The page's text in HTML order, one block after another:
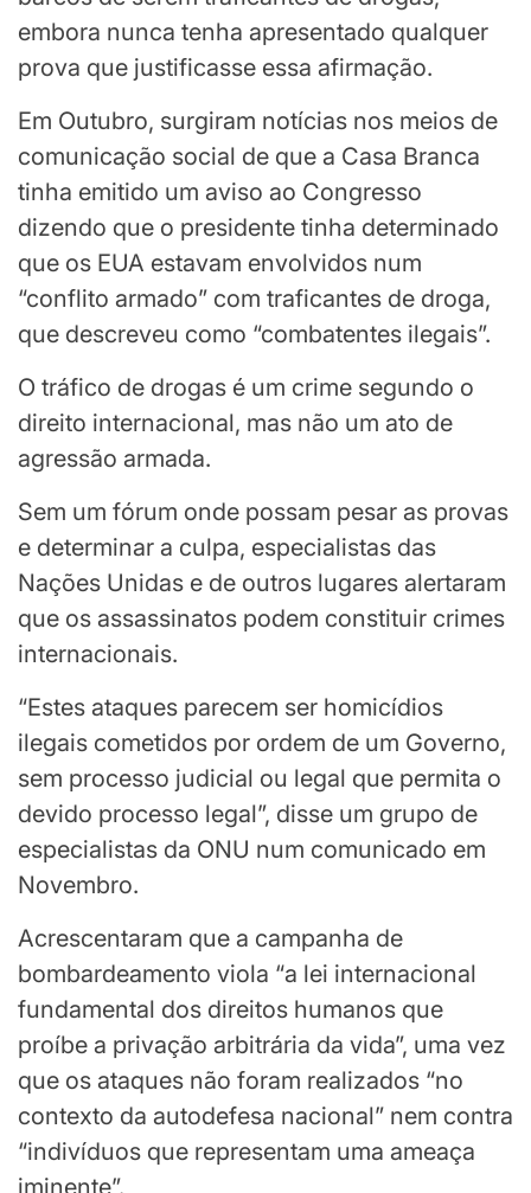
embora nunca tenha apresentado qualquer
prova que justificasse essa afirmação.
Em Outubro, surgiram notícias nos meios de
comunicação social de que a Casa Branca
tinha emitido um aviso ao Congresso
dizendo que o presidente tinha determinado
que os EUA estavam envolvidos num
“conflito armado” com traficantes de droga,
que descreveu como “combatentes ilegais”.
O tráfico de drogas é um crime segundo o
direito internacional, mas não um ato de
agressão armada.
Sem um fórum onde possam pesar as provas
e determinar a culpa, especialistas das
Nações Unidas e de outros lugares alertaram
que os assassinatos podem constituir crimes
internacionais.
“Estes ataques parecem ser homicídios
ilegais cometidos por ordem de um Governo,
sem processo judicial ou legal que permita o
devido processo legal”, disse um grupo de
especialistas da ONU num comunicado em
Novembro.
Acrescentaram que a campanha de
bombardeamento viola “a lei internacional
fundamental dos direitos humanos que
proíbe a privação arbitrária da vida”, uma vez
que os ataques não foram realizados “no
contexto da autodefesa nacional” nem contra
“indivíduos que representam uma ameaça
iminente”.